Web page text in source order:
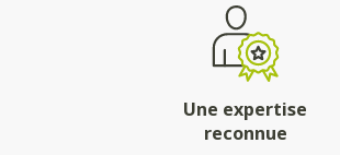
Une expertise
reconnue